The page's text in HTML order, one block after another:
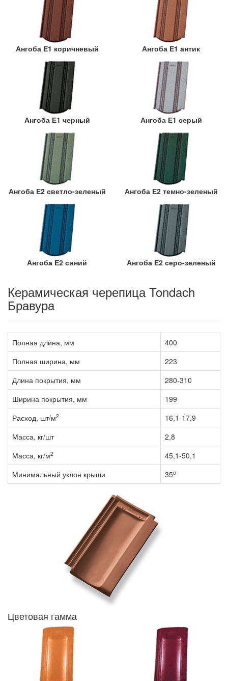
Ангоба Е1 коричневый Ангоба Е1 антик
Ангоба Е1 черный Ангоба Е1 серый
Ангоба Е2 светло-зеленый Ангоба Е2 темно-зеленый
Ангоба Е2 синий Ангоба Е2 серо-зеленый
Керамическая черепица Tondach
Бравура
Полная длина, мм
400
Полная ширина, мм
223
Длина покрытия, мм
280-310
Ширина покрытия, мм
199
Расход, шт/м2
16,1-17,9
Масса, кг/шт
2,8
Масса, кг/м2
45,1-50,1
Минимальный уклон крыши
35о
Цветовая гамма